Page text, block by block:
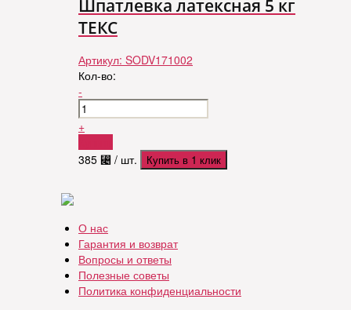
Шпатлевка латексная 5 кг
ТЕКС
Артикул: SODV171002
Кол-во:
-
+
385 ⃄ / шт. Купить в 1 клик
О нас
Гарантия и возврат
Вопросы и ответы
Полезные советы
Политика конфиденциальности